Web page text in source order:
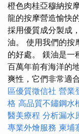
橙色肉桂亞穆納按
龍的按摩營造愉快
採用優質成分製成
油。 使用我們的按
的好處。 鎂油是一
百萬年前有海洋的
爽性，它們非常適
區優質徵信社 營業
格 高品質不鏽鋼水
醫美療程 分析漏水
專業外燴服務 柬埔